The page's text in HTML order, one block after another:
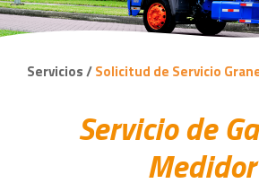
Servicios /Solicitud de Servicio
Servicio de
Medidor